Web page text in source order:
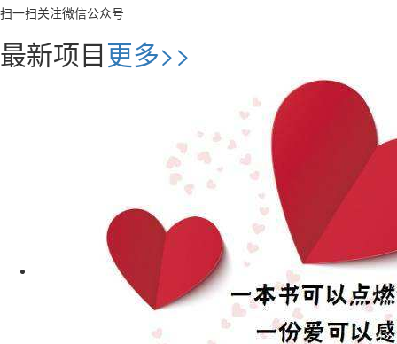
扫一扫关注微信公众号
最新项目更多>>